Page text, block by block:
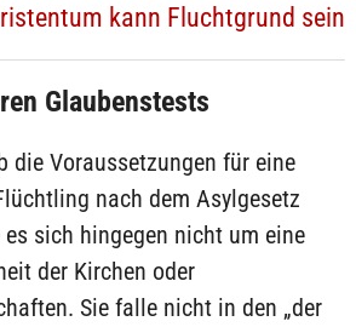
kann Fluchtgrund sein
Glaubenstests
die Voraussetzungen für eine
nach dem Asylgesetz
sich hingegen nicht um eine
der Kirchen oder
Sie falle nicht in den „der